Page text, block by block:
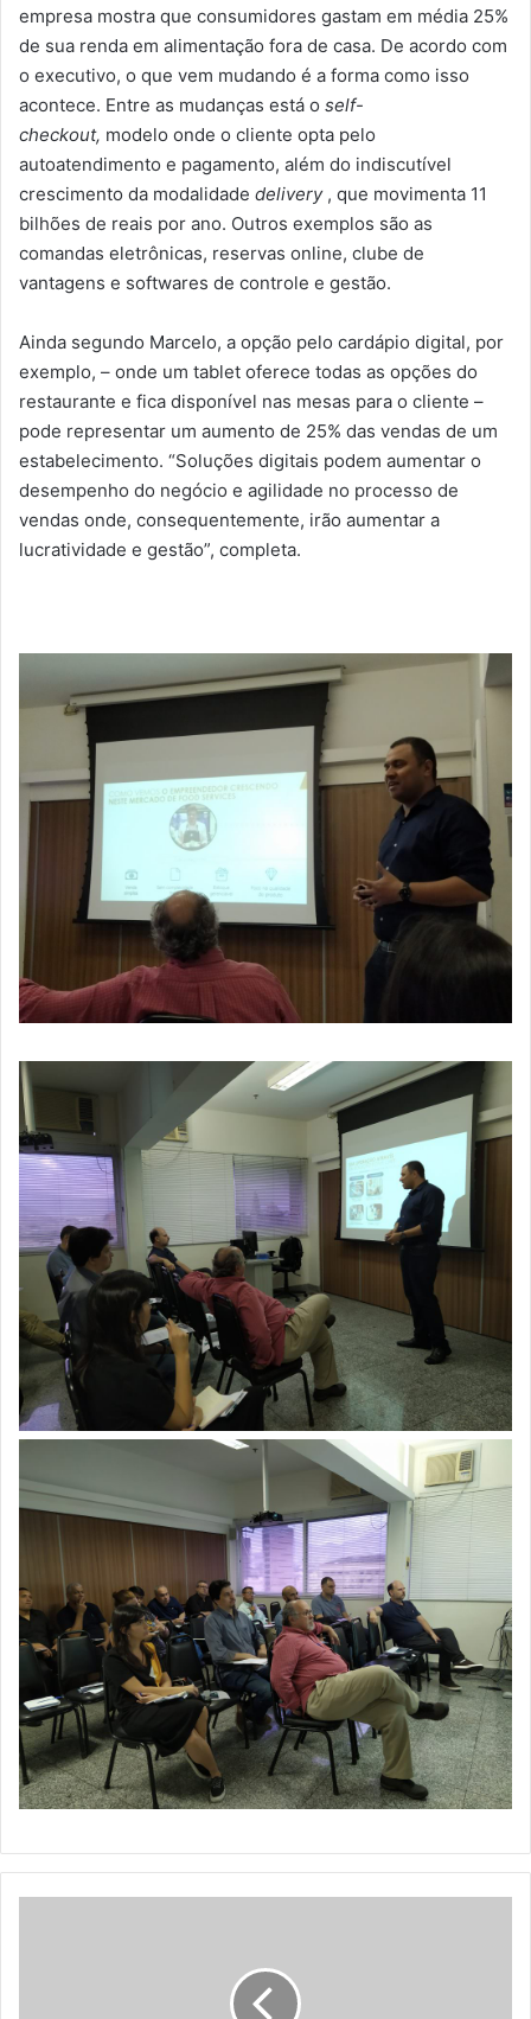
empresa mostra que consumidores gastam em média 25%
de sua renda em alimentação fora de casa. De acordo com
o executivo, o que vem mudando é a forma como isso
acontece. Entre as mudanças está o self-
checkout, modelo onde o cliente opta pelo
autoatendimento e pagamento, além do indiscutível
crescimento da modalidade delivery, que movimenta 11
bilhões de reais por ano. Outros exemplos são as
comandas eletrônicas, reservas online, clube de
vantagens e softwares de controle e gestão.
Ainda segundo Marcelo, a opção pelo cardápio digital, por
exemplo, – onde um tablet oferece todas as opções do
restaurante e fica disponível nas mesas para o cliente –
pode representar um aumento de 25% das vendas de um
estabelecimento. “Soluções digitais podem aumentar o
desempenho do negócio e agilidade no processo de
vendas onde, consequentemente, irão aumentar a
lucratividade e gestão”, completa.